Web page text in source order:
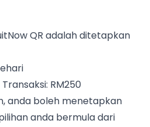
QR adalah ditetapkan
RM250
anda boleh menetapkan
anda bermula dari